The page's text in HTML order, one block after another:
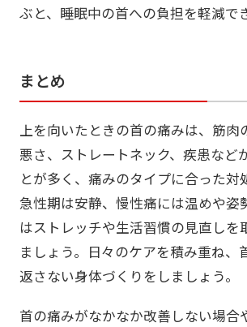
ぶと、睡眠中の首への負担を軽減で
まとめ
上を向いたときの首の痛みは、筋肉
悪さ、ストレートネック、疾患など
とが多く、痛みのタイプに合った対
急性期は安静、慢性痛には温めや姿
はストレッチや生活習慣の見直しを
ましょう。日々のケアを積み重ね、
返さない身体づくりをしましょう。
首の痛みがなかなか改善しない場合